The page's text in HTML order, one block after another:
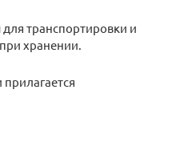
транспортировки и
хранении.